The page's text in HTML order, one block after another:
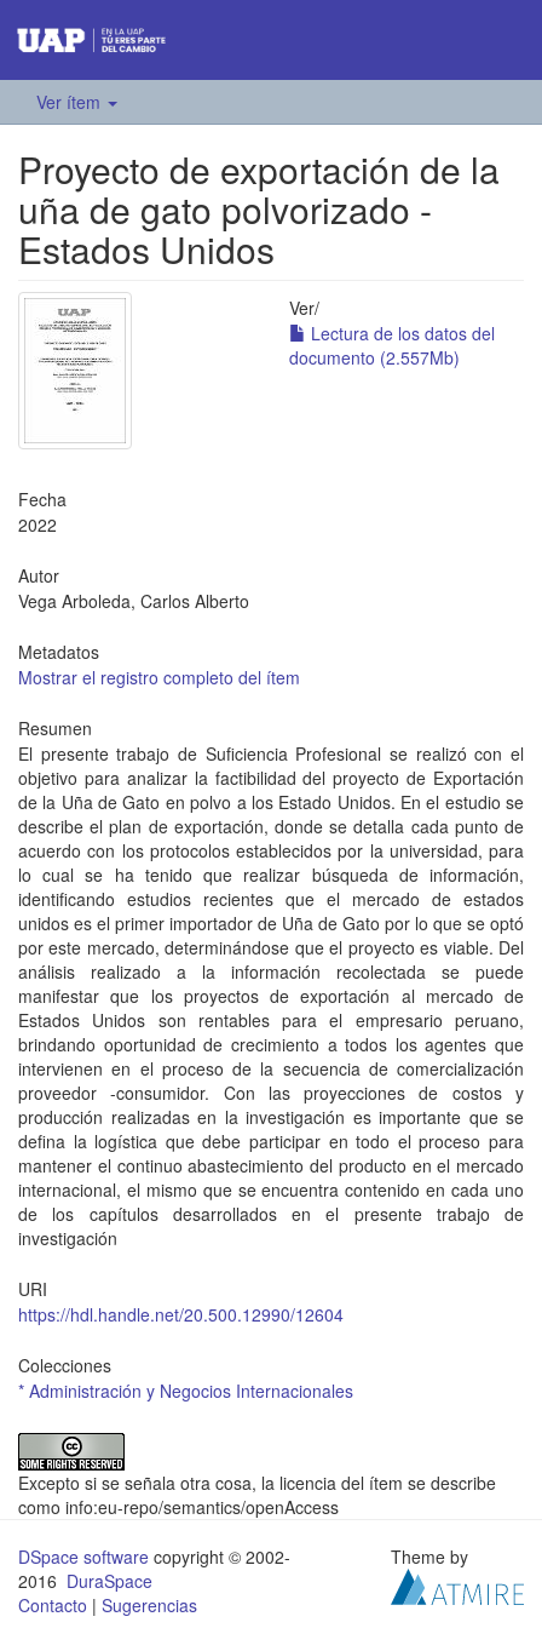
Ver ítem
Proyecto de exportación de la
uña de gato polvorizado -
Estados Unidos
Ver/
Lectura de los datos del
documento (2.557Mb)
Fecha
2022
Autor
Vega Arboleda, Carlos Alberto
Metadatos
Mostrar el registro completo del ítem
Resumen
El presente trabajo de Suficiencia Profesional se realizó con el
objetivo para analizar la factibilidad del proyecto de Exportación
de la Uña de Gato en polvo a los Estado Unidos. En el estudio se
describe el plan de exportación, donde se detalla cada punto de
acuerdo con los protocolos establecidos por la universidad, para
lo cual se ha tenido que realizar búsqueda de información,
identificando estudios recientes que el mercado de estados
unidos es el primer importador de Uña de Gato por lo que se optó
por este mercado, determinándose que el proyecto es viable. Del
análisis realizado a la información recolectada se puede
manifestar que los proyectos de exportación al mercado de
Estados Unidos son rentables para el empresario peruano,
brindando oportunidad de crecimiento a todos los agentes que
intervienen en el proceso de la secuencia de comercialización
proveedor -consumidor. Con las proyecciones de costos y
producción realizadas en la investigación es importante que se
defina la logística que debe participar en todo el proceso para
mantener el continuo abastecimiento del producto en el mercado
internacional, el mismo que se encuentra contenido en cada uno
de los capítulos desarrollados en el presente trabajo de
investigación
URI
https://hdl.handle.net/20.500.12990/12604
Colecciones
* Administración y Negocios Internacionales
Excepto si se señala otra cosa, la licencia del ítem se describe
como info:eu-repo/semantics/openAccess
DSpace software copyright © 2002-
2016 DuraSpace
Contacto | Sugerencias
Theme by